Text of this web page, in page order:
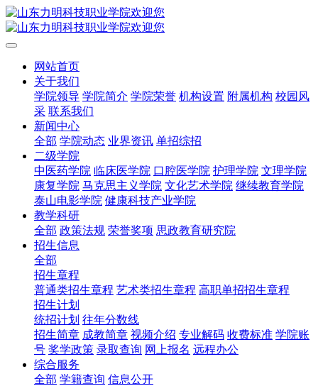
网站首页
关于我们
学院领导 学院简介 学院荣誉 机构设置 附属机构 校园风
采 联系我们
新闻中心
全部 学院动态 业界资讯 单招综招
二级学院
中医药学院 临床医学院 口腔医学院 护理学院 文理学院
康复学院 马克思主义学院 文化艺术学院 继续教育学院
泰山电影学院 健康科技产业学院
教学科研
全部 政策法规 荣誉奖项 思政教育研究院
招生信息
全部
招生章程
普通类招生章程 艺术类招生章程 高职单招招生章程
招生计划
统招计划 往年分数线
招生简章 成教简章 视频介绍 专业解码 收费标准 学院账
号 奖学政策 录取查询 网上报名 远程办公
综合服务
全部 学籍查询 信息公开